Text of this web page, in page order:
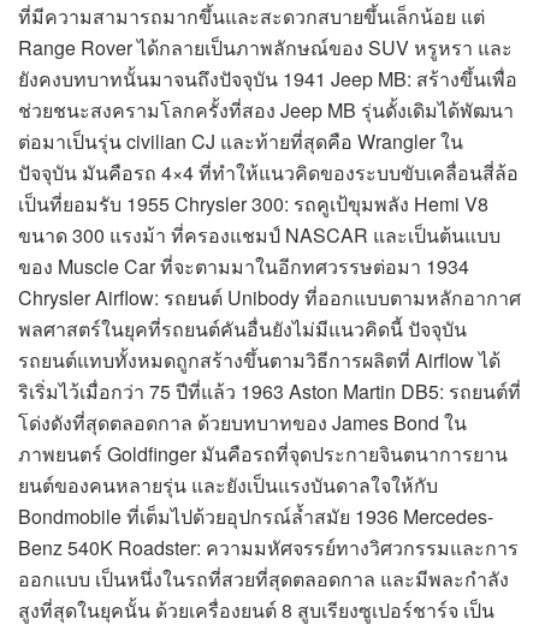
ที่มีความสามารถมากขึ้นและสะดวกสบายขึ้นเล็กน้อย แต่
Range Rover ได้กลายเป็นภาพลักษณ์ของ SUV หรูหรา และ
ยังคงบทบาทนั้นมาจนถึงปัจจุบัน 1941 Jeep MB: สร้างขึ้นเพื่อ
ช่วยชนะสงครามโลกครั้งที่สอง Jeep MB รุ่นดั้งเดิมได้พัฒนา
ต่อมาเป็นรุ่น civilian CJ และท้ายที่สุดคือ Wrangler ใน
ปัจจุบัน มันคือรถ 4×4 ที่ทำให้แนวคิดของระบบขับเคลื่อนสี่ล้อ
เป็นที่ยอมรับ 1955 Chrysler 300: รถคูเป้ขุมพลัง Hemi V8
ขนาด 300 แรงม้า ที่ครองแชมป์ NASCAR และเป็นต้นแบบ
ของ Muscle Car ที่จะตามมาในอีกทศวรรษต่อมา 1934
Chrysler Airflow: รถยนต์ Unibody ที่ออกแบบตามหลักอากาศ
พลศาสตร์ในยุคที่รถยนต์คันอื่นยังไม่มีแนวคิดนี้ ปัจจุบัน
รถยนต์แทบทั้งหมดถูกสร้างขึ้นตามวิธีการผลิตที่ Airflow ได้
ริเริ่มไว้เมื่อกว่า 75 ปีที่แล้ว 1963 Aston Martin DB5: รถยนต์ที่
โด่งดังที่สุดตลอดกาล ด้วยบทบาทของ James Bond ใน
ภาพยนตร์ Goldfinger มันคือรถที่จุดประกายจินตนาการยาน
ยนต์ของคนหลายรุ่น และยังเป็นแรงบันดาลใจให้กับ
Bondmobile ที่เต็มไปด้วยอุปกรณ์ล้ำสมัย 1936 Mercedes-
Benz 540K Roadster: ความมหัศจรรย์ทางวิศวกรรมและการ
ออกแบบ เป็นหนึ่งในรถที่สวยที่สุดตลอดกาล และมีพละกำลัง
สูงที่สุดในยุคนั้น ด้วยเครื่องยนต์ 8 สูบเรียงซูเปอร์ชาร์จ เป็น